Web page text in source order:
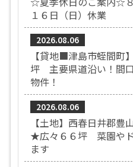
１６日（日）休業
2026.08.06
【貸地■津島市蛭間町
坪 主要県道沿い！間
物件！
2026.08.06
【土地】西春日井郡
★広々６６坪 菜園や
ます